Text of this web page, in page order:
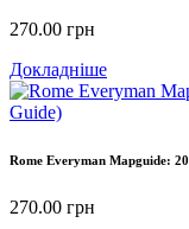
270.00 грн
Докладніше
Rome Everyman Mapguide:
270.00 грн